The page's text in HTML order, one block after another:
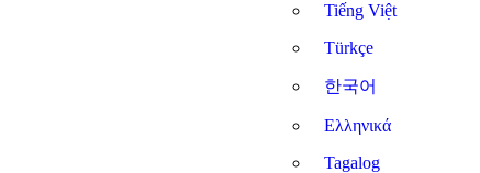
Tiếng Việt
Türkçe
한국어
Ελληνικά
Tagalog